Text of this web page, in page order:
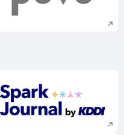
新規ウィンドウで
新規ウィンドウで